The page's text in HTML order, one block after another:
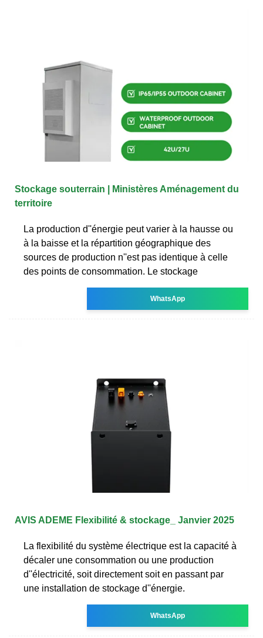
Stockage souterrain | Ministères Aménagement du
territoire
La production d''énergie peut varier à la hausse ou
à la baisse et la répartition géographique des
sources de production n''est pas identique à celle
des points de consommation. Le stockage
WhatsApp
AVIS ADEME Flexibilité & stockage_ Janvier 2025
La flexibilité du système électrique est la capacité à
décaler une consommation ou une production
d''électricité, soit directement soit en passant par
une installation de stockage d''énergie.
WhatsApp